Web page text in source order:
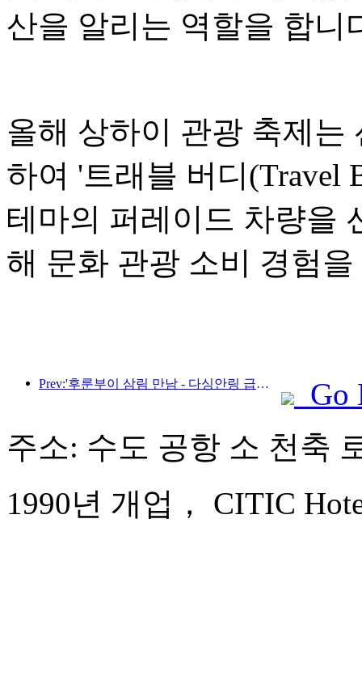
산을 알리는 역할을 합니
올해 상하이 관광 축제는
하여 '트래블 버디(Travel
테마의 퍼레이드 차량을
해 문화 관광 소비 경험
Prev:'후룬부이 삼림 만남 - 다싱안링 급행열차 - 별빛 열차 - 천이 여행' 관광열차가 첫 운행을 시작합니다.
Go
주소: 수도 공항 소 천축
1990년 개업， CITIC